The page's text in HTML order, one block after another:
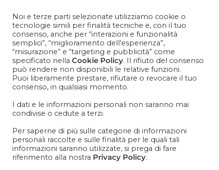
Cosa aspetti? Entra nel mondo Cisapaper! Resta aggiornato
su news, novità e soprattutto promo promo promoooooo!
VOGLIO ISCRIVERMI ALLA NEWSLETTER
Noi e terze parti selezionate utilizziamo cookie o
tecnologie simili per finalità tecniche e, con il tuo
consenso, anche per “interazioni e funzionalità
semplici”, “miglioramento dell'esperienza”,
“misurazione” e “targeting e pubblicità” come
specificato nella Cookie Policy. Il rifiuto del consenso
può rendere non disponibili le relative funzioni.
Puoi liberamente prestare, rifiutare o revocare il tuo
consenso, in qualsiasi momento.
I dati e le informazioni personali non saranno mai
condivise o cedute a terzi.
Per saperne di più sulle categorie di informazioni
personali raccolte e sulle finalità per le quali tali
informazioni saranno utilizzate, si prega di fare
riferimento alla nostra Privacy Policy.
Contattaci +39 081 1857 2119